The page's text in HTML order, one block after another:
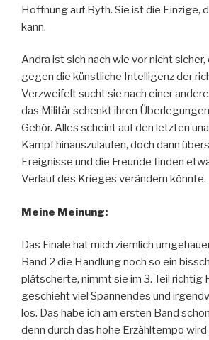
Hoffnung auf Byth. Sie ist die Einzige,
kann.
Andra ist sich nach wie vor nicht
gegen die künstliche Intelligenz der
Verzweifelt sucht sie nach einer
das Militär schenkt ihren
Gehör. Alles scheint auf den letzten
Kampf hinauszulaufen, doch dann
Ereignisse und die Freunde finden
Verlauf des Krieges verändern könnte.
Meine Meinung:
Das Finale hat mich ziemlich
Band 2 die Handlung noch so ein
plätscherte, nimmt sie im 3. Teil richtig
geschieht viel Spannendes und
los. Das habe ich am ersten Band
denn durch das hohe Erzähltempo